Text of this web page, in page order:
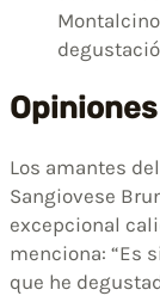
Los amantes
Sangiovese
excepcional
menciona: “Es
que he